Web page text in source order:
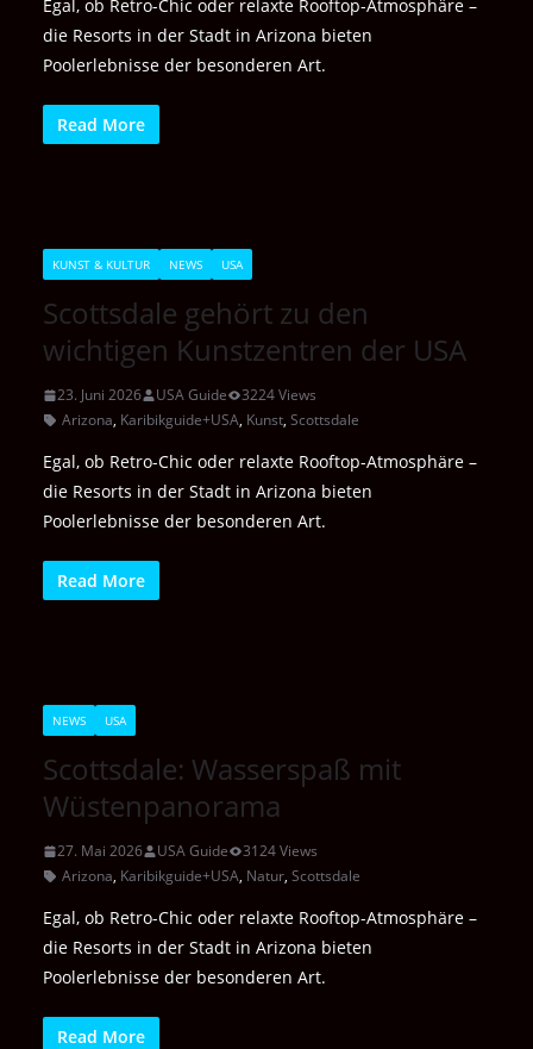
Egal, ob Retro-Chic oder relaxte Rooftop-Atmosphäre –
die Resorts in der Stadt in Arizona bieten
Poolerlebnisse der besonderen Art.
Read More
KUNST & KULTUR NEWS USA
Scottsdale gehört zu den
wichtigen Kunstzentren der USA
23. Juni 2026 USA Guide
3224 Views
Arizona, Karibikguide+USA, Kunst, Scottsdale
Egal, ob Retro-Chic oder relaxte Rooftop-Atmosphäre –
die Resorts in der Stadt in Arizona bieten
Poolerlebnisse der besonderen Art.
Read More
NEWS USA
Scottsdale: Wasserspaß mit
Wüstenpanorama
27. Mai 2026 USA Guide
3124 Views
Arizona, Karibikguide+USA, Natur, Scottsdale
Egal, ob Retro-Chic oder relaxte Rooftop-Atmosphäre –
die Resorts in der Stadt in Arizona bieten
Poolerlebnisse der besonderen Art.
Read More